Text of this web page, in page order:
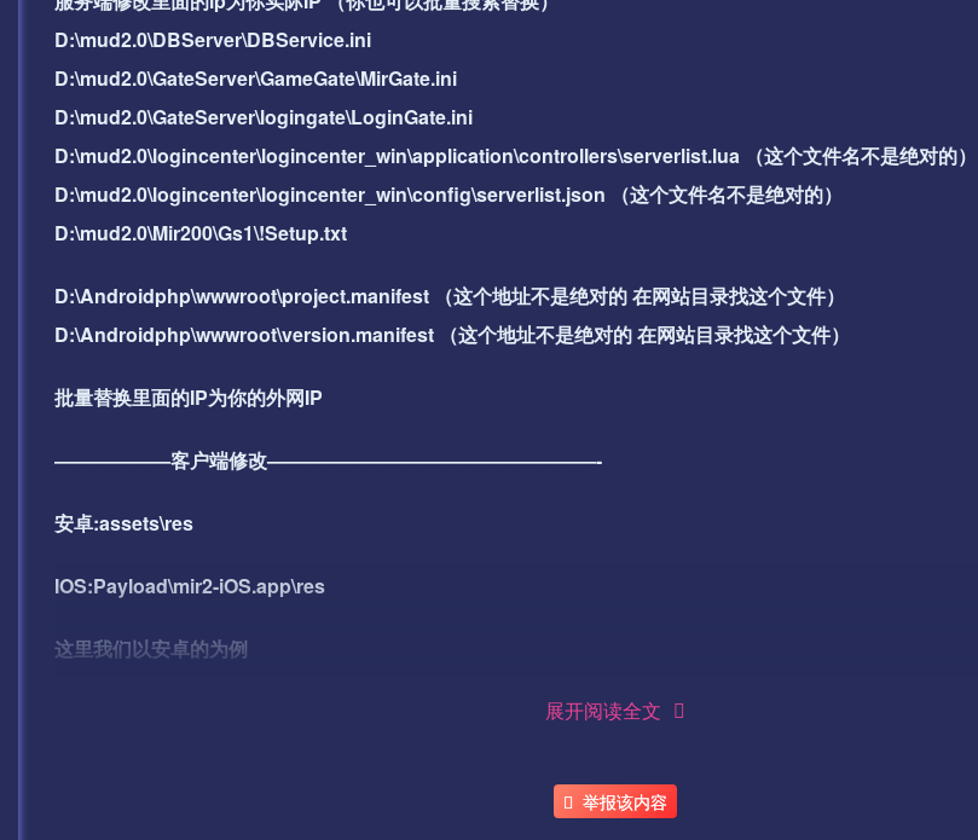
D:\mud2.0\DBServer\DBService.ini
D:\mud2.0\GateServer\GameGate\MirGate.ini
D:\mud2.0\GateServer\logingate\LoginGate.ini
D:\mud2.0\logincenter\logincenter_win\application\controllers\serverlist.lua （这个文件名不是绝对的）
D:\mud2.0\logincenter\logincenter_win\config\serverlist.json （这个文件名不是绝对的）
D:\mud2.0\Mir200\Gs1\!Setup.txt
D:\Androidphp\wwwroot\project.manifest （这个地址不是绝对的 在网站目录找这个文件）
D:\Androidphp\wwwroot\version.manifest （这个地址不是绝对的 在网站目录找这个文件）
批量替换里面的IP为你的外网IP
——————客户端修改—————————————————-
安卓:assets\res
IOS:Payload\mir2-iOS.app\res
这里我们以安卓的为例
展开阅读全文
举报该内容